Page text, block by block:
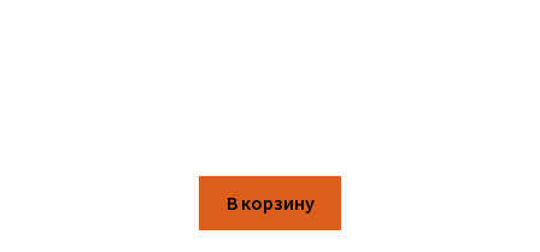
В корзину